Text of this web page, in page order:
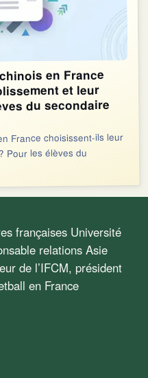
en France
et leur
du secondaire
France choisissent-ils leur
Pour les élèves du
françaises Université
relations Asie
de l’IFCM, président
en France